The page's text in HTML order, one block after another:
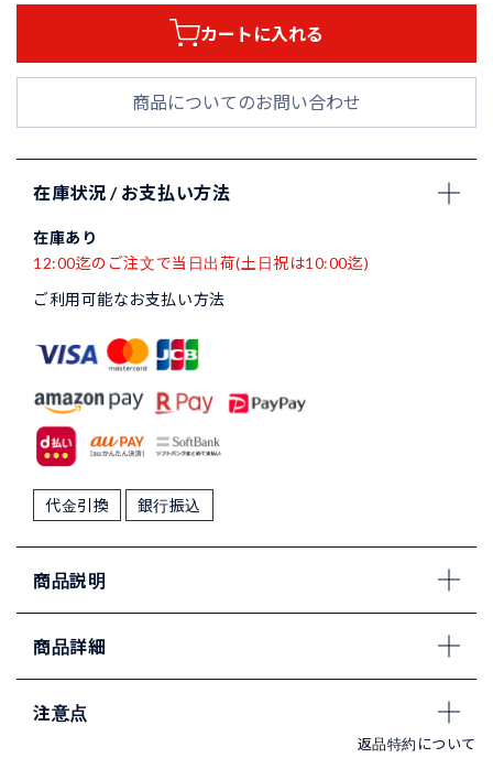
カートに入れる
商品についてのお問い合わせ
在庫状況 / お支払い方法
在庫あり
12:00迄のご注文で当日出荷(土日祝は10:00迄)
ご利用可能なお支払い方法
代金引換 銀行振込
商品説明
商品詳細
注意点
返品特約について